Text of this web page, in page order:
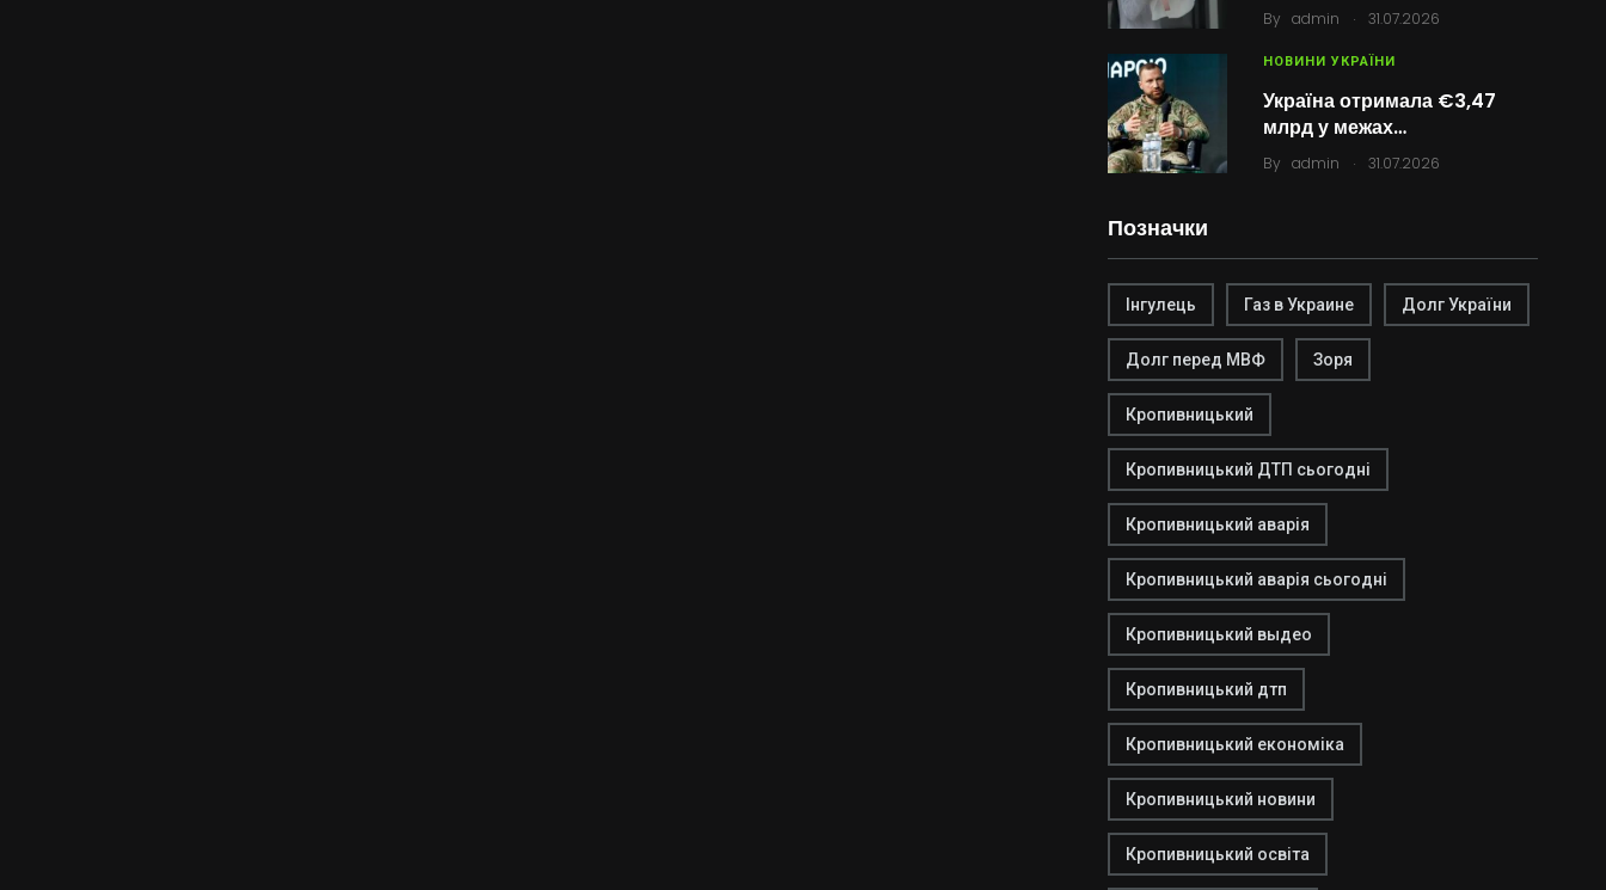
By admin . 31.07.2026
НОВИНИ УКРАЇНИ
Україна отримала €3,47
млрд у межах…
By admin . 31.07.2026
Позначки
Інгулець Газ в Украине Долг України
Долг перед МВФ Зоря
Кропивницький
Кропивницький ДТП сьогодні
Кропивницький аварія
Кропивницький аварія сьогодні
Кропивницький выдео
Кропивницький дтп
Кропивницький економіка
Кропивницький новини
Кропивницький освіта